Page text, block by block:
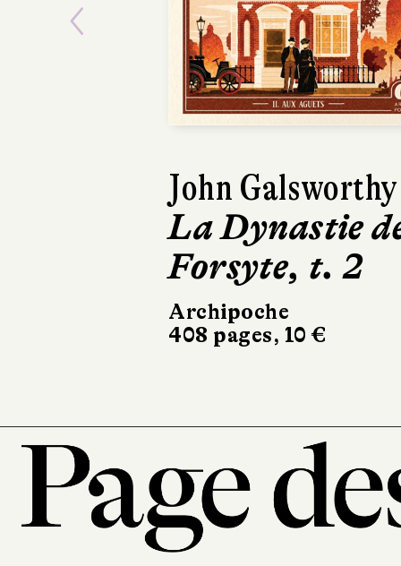
John Galsworthy
La Dynastie
Forsyte, t. 2
Archipoche
408 pages, 10 €
John
La Dynastie
Forsyte, t. 3
Archipoche
336 pages, 9,50 €
Previous